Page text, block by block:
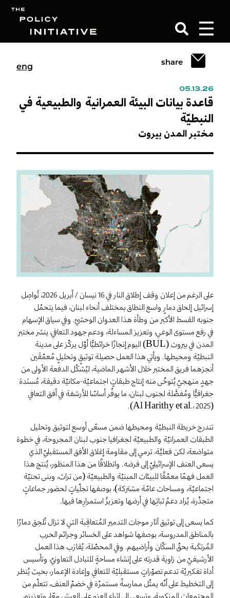
eng
share
05.13.26
قاعدة بيانات البيئة العمرانية والطبيعية في
النبطيّة
مختبر المدن بيروت
على الرغم من إعلان وقف إطلاق النار في 16 نيسان / أبريل 2026، تُواصِل
إسرائيل إلحاق دمارٍ واسع النطاق بمختلف أنحاء لبنان، فيما يتحمّل
جنوبه القسط الأكبر من وطأة هذا العدوان الوحشيّ. وفي سياق الإسهام
في رفع مستوى الوعي، وتعزيز المساءلة، ودعم جهود التعافي، ينشر مختبر
المدن في بيروت (BUL) اليوم إنجازًا خرائطيًّا أوَّل يركّز على مدينة
النبطيّة ومحيطها. ويأتي هذا العمل حصيلة توثيقٍ وتحليلٍ مُعمّقَين
أنجزهما فريق المختبر خلال الأشهر الماضية، ليُشكّل الدفعة الأولى من
جهدٍ منهجيّ يُتوخّى منه إنتاج طبقاتٍ اجتماعيّة-مكانيّة دقيقة، مُسنَدة
جغرافيًّا ومُفصَّلة لجنوب لبنان، ما يوفّر أساسًا للأرشفة في أفق التعافي
(Al Harithy et al.، 2025).
تندرج خريطة النبطيّة ومحيطها ضمن مسعًى أوسع لتوثيق وتحليل
الطبقات العمرانيّة والطبيعيّة لجغرافيا جنوب لبنان المجروحة، في خطوة
متواضعة، لكن فعليَّة، ترمي إلى مقاومة إغلاق الأفق المستقبليّ الذي
يسعى العنف الإسرائيليّ إلى فرضه. وانطلاقًا من هذا المنظور، يُنتج هذا
العمل فهمًا معمّقًا للبيئات المبنيّة والطبيعيّة (من تراث، وبنى تحتيّة
اجتماعيّة، ومساحات عامّة مشتركة)، بوصفها تجلّياتٍ لحضور جماعاتٍ
متجذّرة، يُراد دعمُ ثباتِها في أرضها وتعزيزُ استمرارِها فيها.
كما يسعى إلى توثيق آثار موجات التدمير المُتعاقِبة التي لا تزال تُلحِق دمارًا
بالمناطق المدروسة، بوصفها شواهد على الخسائر وجرائم الحرب
المُرتكَبة بحقّ السكّان وأراضيهم. وفي المحصّلة، يُقارَب هذا العمل
الأرشيفيّ من زاوية قدرته على إنشاء مساحةٍ للتبادل التعاونيّ، وتأسيس
أداة تفكيريّة تدعم تصوّراتٍ مستقبليّة للتعافي وإعادة الإعمار، بحيث يُنظر
إلى التخطيط على أنّه يمثّل ممارسةً مستمرّة في خضمّ العنف، تتعلّم من
Search